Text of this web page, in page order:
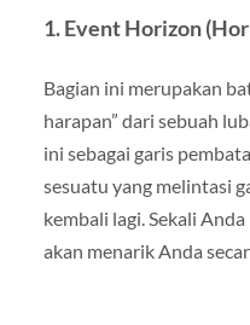
1. Event Horizon
Bagian ini merupakan
harapan” dari sebuah
ini sebagai garis
sesuatu yang melintasi
kembali lagi. Sekali
akan menarik Anda